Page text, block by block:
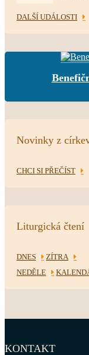
DALŠÍ UDÁLOSTI
Novinky z
CHCI SI PŘEČÍST
Liturgická čtení
DNES
ZÍTRA
NEDĚLE
KONTAKT